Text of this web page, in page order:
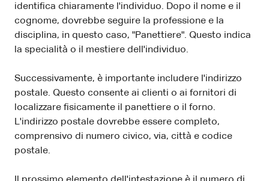
identifica chiaramente l'individuo. Dopo il nome e il
cognome, dovrebbe seguire la professione e la
disciplina, in questo caso, "Panettiere". Questo indica
la specialità o il mestiere dell'individuo.
Successivamente, è importante includere l'indirizzo
postale. Questo consente ai clienti o ai fornitori di
localizzare fisicamente il panettiere o il forno.
L'indirizzo postale dovrebbe essere completo,
comprensivo di numero civico, via, città e codice
postale.